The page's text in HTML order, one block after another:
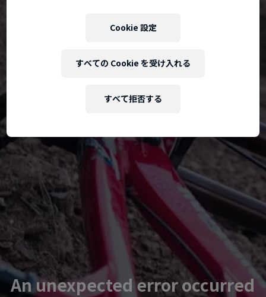
An unexpected error occurred
Cookie 設定
すべて拒否する
すべての Cookie を受け入れる